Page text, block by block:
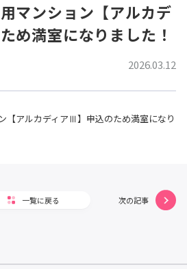
マンション【アルカデ
め満室になりました！
2026.03.12
【アルカディアⅢ】申込のため満室になり
一覧に戻る 次の記事